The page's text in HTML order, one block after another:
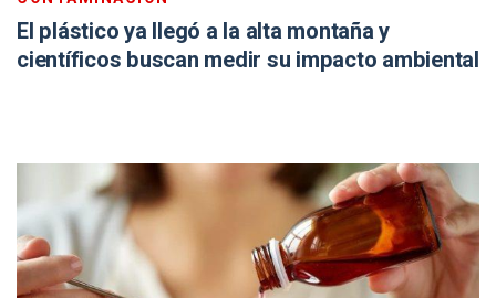
El plástico ya llegó a la alta montaña y
científicos buscan medir su impacto ambiental